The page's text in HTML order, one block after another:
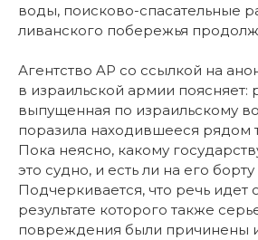
воды, поисково-спасательные
ливанского побережья
Агентство AP со ссылкой на
в израильской армии поясняет:
выпущенная по израильскому
поразила находившееся рядом
Пока неясно, какому
это судно, и есть ли на его
Подчеркивается, что речь идет
результате которого также
повреждения были причинены